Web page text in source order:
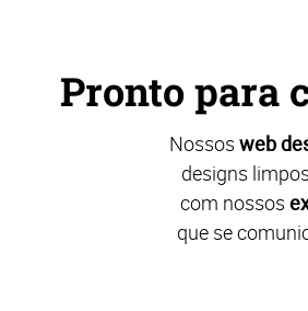
Pronto para
Nossos web
designs
com nossos
que se